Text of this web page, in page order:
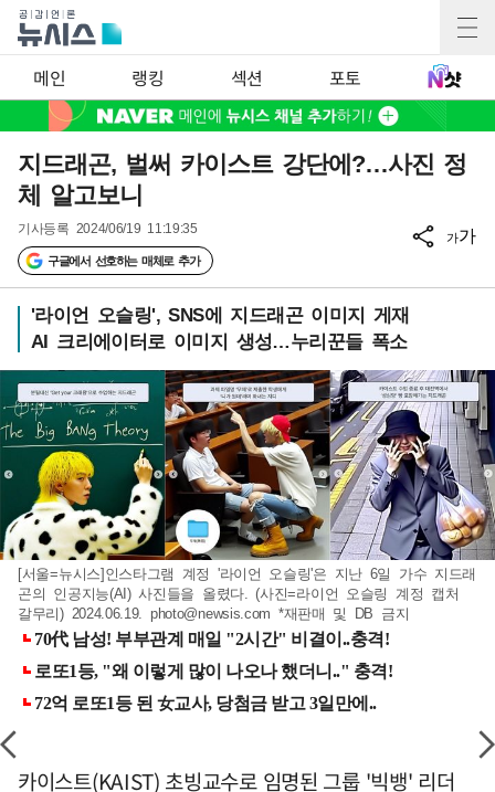
메인 랭킹 섹션 포토
지드래곤, 벌써 카이스트 강단에?…사진 정
체 알고보니
기사등록 2024/06/19 11:19:35
구글에서 선호하는 매체로 추가
가가
'라이언 오슬링', SNS에 지드래곤 이미지 게재
AI 크리에이터로 이미지 생성…누리꾼들 폭소
[서울=뉴시스]인스타그램 계정 '라이언 오슬링'은 지난 6일 가수 지드래
곤의 인공지능(AI) 사진들을 올렸다. (사진=라이언 오슬링 계정 캡처
갈무리) 2024.06.19. photo@newsis.com *재판매 및 DB 금지
카이스트(KAIST) 초빙교수로 임명된 그룹 '빅뱅' 리더